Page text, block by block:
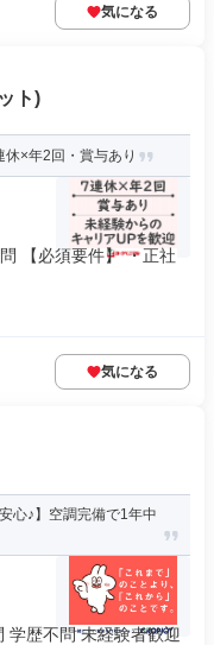
気になる
ト)
×年2回・賞与あり
【必須要件】 ・正社
気になる
心♪】空調完備で1年中
学歴不問 未経験者歓迎